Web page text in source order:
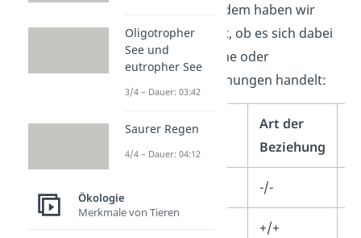
Lebewesen. Außerdem haben wir
dir gekennzeichnet, ob es sich dabei
um zwischenartliche oder
innerartliche Beziehungen handelt:
Biotische
Faktoren
Art der
Beziehung
-/-
+/+
Oligotropher
See und
eutropher See
3/4 – Dauer: 03:42
Saurer Regen
4/4 – Dauer: 04:12
Ökologie
Merkmale von Tieren